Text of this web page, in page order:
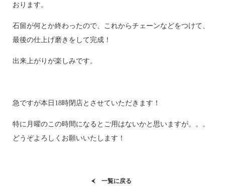
おります。
石留が何とか終わったので、これからチェーンなどをつけて、
最後の仕上げ磨きをして完成！
出来上がりが楽しみです。
急ですが本日18時閉店とさせていただきます！
特に月曜のこの時間になるとご用はないかと思いますが。。。
どうぞよろしくお願いいたします！
一覧に戻る